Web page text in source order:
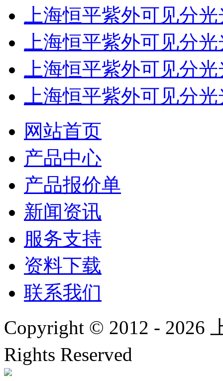
上海恒平紫外可见分
上海恒平紫外可见分
上海恒平紫外可见分
上海恒平紫外可见分
网站首页
产品中心
产品报价单
新闻资讯
服务支持
资料下载
联系我们
Copyright © 2012 - 2026
Rights Reserved